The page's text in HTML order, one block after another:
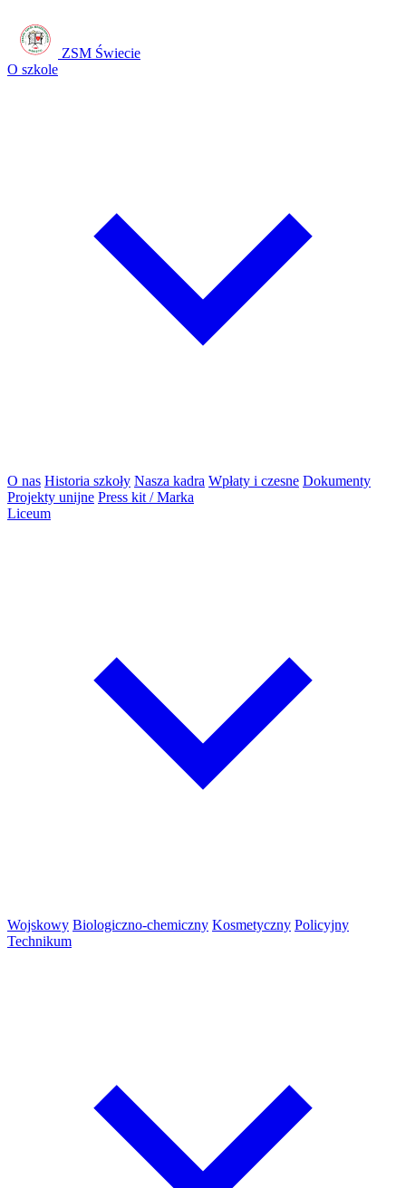
ZSM Świecie
O szkole
O nas Historia szkoły Nasza kadra Wpłaty i czesne Dokumenty
Projekty unijne Press kit / Marka
Liceum
Wojskowy Biologiczno-chemiczny Kosmetyczny Policyjny
Technikum